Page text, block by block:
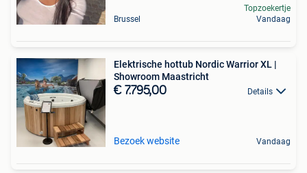
Brussel
Topzoekertje
Vandaag
Elektrische hottub Nordic Warrior XL |
Showroom Maastricht
€ 7.795,00 Details
Bezoek website Vandaag